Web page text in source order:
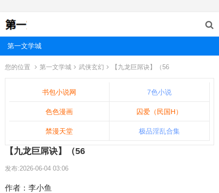
第一文学城
您的位置 第一文学城 武侠玄幻 【九龙巨屌诀】（56
书包小说网 7色小说
色色漫画 囚爱（民国H）
禁漫天堂 极品淫乱合集
【九龙巨屌诀】（56
发布:2026-06-04 03:06
作者：李小鱼